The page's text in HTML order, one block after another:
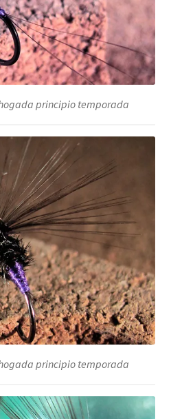
principio temporada
principio temporada